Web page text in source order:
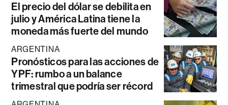
El precio del dólar se debilita en
julio y América Latina tiene la
moneda más fuerte del mundo
ARGENTINA
Pronósticos para las acciones de
YPF: rumbo a un balance
trimestral que podría ser récord